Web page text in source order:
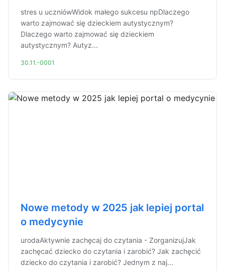
stres u uczniówWidok małego sukcesu npDlaczego
warto zajmować się dzieckiem autystycznym?
Dlaczego warto zajmować się dzieckiem
autystycznym? Autyz...
30.11.-0001
Nowe metody w 2025 jak lepiej portal
o medycynie
urodaAktywnie zachęcaj do czytania - ZorganizujJak
zachęcać dziecko do czytania i zarobić? Jak zachęcić
dziecko do czytania i zarobić? Jednym z naj...